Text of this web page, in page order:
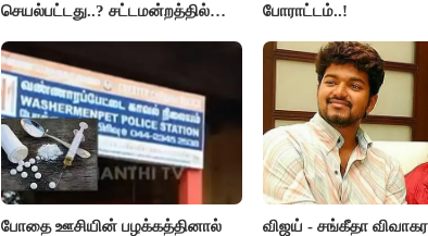
செயல்பட்டது..? சட்டமன்றத்தில்
போராட்டம்..!
போதை ஊசியின் பழக்கத்தினால்
விஜய் - சங்கீதா